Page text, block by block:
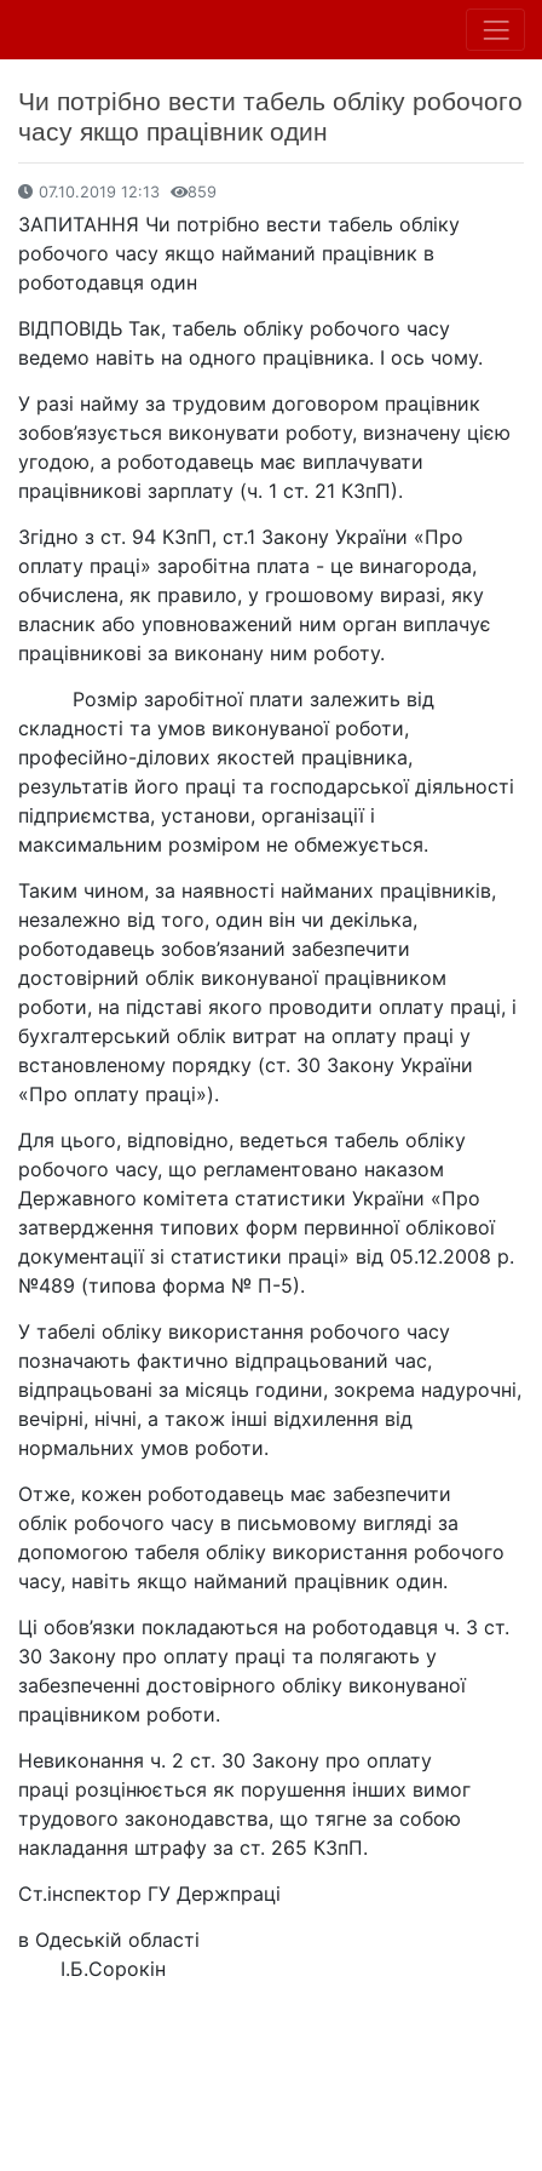
Чи потрібно вести табель обліку робочого
часу якщо працівник один
07.10.2019 12:13 859
ЗАПИТАННЯ Чи потрібно вести табель обліку
робочого часу якщо найманий працівник в
роботодавця один
ВІДПОВІДЬ Так, табель обліку робочого часу
ведемо навіть на одного працівника. І ось чому.
У разі найму за трудовим договором працівник
зобов’язується виконувати роботу, визначену цією
угодою, а роботодавець має виплачувати
працівникові зарплату (ч. 1 ст. 21 КЗпП).
Згідно з ст. 94 КЗпП, ст.1 Закону України «Про
оплату праці» заробітна плата - це винагорода,
обчислена, як правило, у грошовому виразі, яку
власник або уповноважений ним орган виплачує
працівникові за виконану ним роботу.
Розмір заробітної плати залежить від
складності та умов виконуваної роботи,
професійно-ділових якостей працівника,
результатів його праці та господарської діяльності
підприємства, установи, організації і
максимальним розміром не обмежується.
Таким чином, за наявності найманих працівників,
незалежно від того, один він чи декілька,
роботодавець зобов’язаний забезпечити
достовірний облік виконуваної працівником
роботи, на підставі якого проводити оплату праці, і
бухгалтерський облік витрат на оплату праці у
встановленому порядку (ст. 30 Закону України
«Про оплату праці»).
Для цього, відповідно, ведеться табель обліку
робочого часу, що регламентовано наказом
Державного комітета статистики України «Про
затвердження типових форм первинної облікової
документації зі статистики праці» від 05.12.2008 р.
№489 (типова форма № П-5).
У табелі обліку використання робочого часу
позначають фактично відпрацьований час,
відпрацьовані за місяць години, зокрема надурочні,
вечірні, нічні, а також інші відхилення від
нормальних умов роботи.
Отже, кожен роботодавець має забезпечити
облік робочого часу в письмовому вигляді за
допомогою табеля обліку використання робочого
часу, навіть якщо найманий працівник один.
Ці обов’язки покладаються на роботодавця ч. 3 ст.
30 Закону про оплату праці та полягають у
забезпеченні достовірного обліку виконуваної
працівником роботи.
Невиконання ч. 2 ст. 30 Закону про оплату
праці розцінюється як порушення інших вимог
трудового законодавства, що тягне за собою
накладання штрафу за ст. 265 КЗпП.
Ст.інспектор ГУ Держпраці
в Одеській області
І.Б.Сорокін